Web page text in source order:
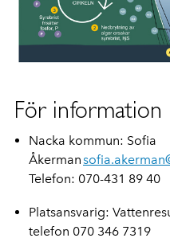
För information
Nacka kommun: Sofia
Åkerman
Telefon: 070-431 89 40
Platsansvarig:
telefon 070 346 7319